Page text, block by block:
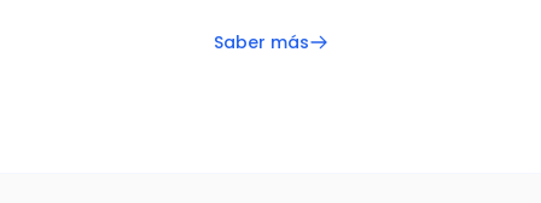
Saber más